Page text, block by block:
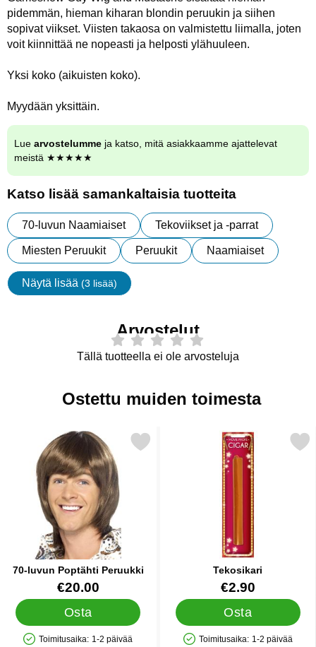
pidemmän, hieman kiharan blondin peruukin ja siihen
sopivat viikset. Viisten takaosa on valmistettu liimalla, joten
voit kiinnittää ne nopeasti ja helposti ylähuuleen.
Yksi koko (aikuisten koko).
Myydään yksittäin.
Lue arvostelumme ja katso, mitä asiakkaamme ajattelevat
meistä ★★★★★
Katso lisää samankaltaisia tuotteita
70-luvun Naamiaiset Tekoviikset ja -parrat
Miesten Peruukit Peruukit Naamiaiset
Näytä lisää (3 lisää)
ominaisuudet
Arvostelut
Tällä tuotteella ei ole arvosteluja
Ostettu muiden toimesta
70-luvun Poptähti Peruukki
Tuote.nro 1128€20.00
Osta
Toimitusaika: 1-2 päivää
Merkitse 70-luvun Poptähti Peruukki suosikiksi
Tekosikari
Tuote.nro 18965
€2.90
Osta
Toimitusaika: 1-2 päivää
Merkitse